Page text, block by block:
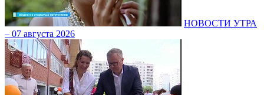
НОВОСТИ УТРА
– 07 августа 2026